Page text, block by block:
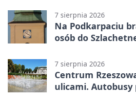
7 sierpnia 2026
Na Podkarpaciu
osób do
7 sierpnia 2026
Centrum
ulicami. Autobusy